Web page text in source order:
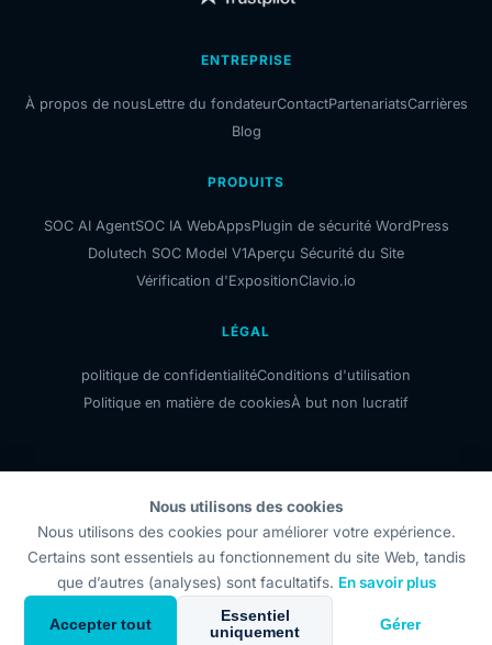
ENTREPRISE
À propos de nousLettre du fondateurContactPartenariatsCarrières
Blog
PRODUITS
SOC AI AgentSOC IA WebAppsPlugin de sécurité WordPress
Dolutech SOC Model V1Aperçu Sécurité du Site
Vérification d'ExpositionClavio.io
LÉGAL
politique de confidentialitéConditions d'utilisation
Politique en matière de cookiesÀ but non lucratif
Dolutech OÜ
Code d'enregistrement : 17414318
Registre du commerce électronique
+372 5193 1345
Uus-Sadama tn 21-207, Tallinn 10120, Estonie, UE
Nous utilisons des cookies
Nous utilisons des cookies pour améliorer votre expérience.
Certains sont essentiels au fonctionnement du site Web, tandis
que d’autres (analyses) sont facultatifs. En savoir plus
Accepter tout
Essentiel
uniquement
Gérer